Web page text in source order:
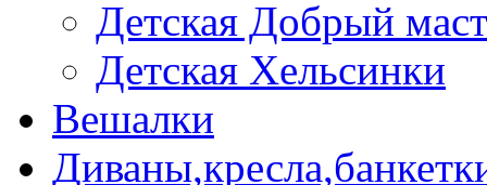
Детская Добрый
Детская Хельсинки
Вешалки